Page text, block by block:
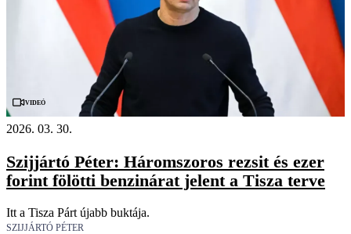
Videó
2026. 03. 30.
Szijjártó Péter: Háromszoros rezsit és ezer
forint fölötti benzinárat jelent a Tisza terve
Itt a Tisza Párt újabb buktája.
SZIJJÁRTÓ PÉTER